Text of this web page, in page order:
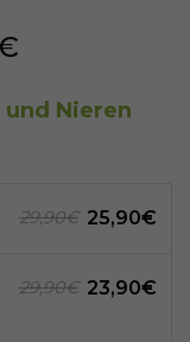
Nieren
29,90€ 25,90€
29,90€ 23,90€